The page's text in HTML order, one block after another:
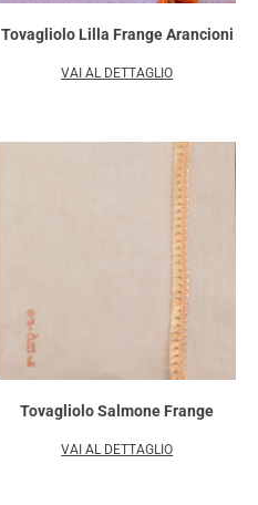
Tovagliolo Lilla Frange Arancioni
VAI AL DETTAGLIO
Tovagliolo Salmone Frange
VAI AL DETTAGLIO